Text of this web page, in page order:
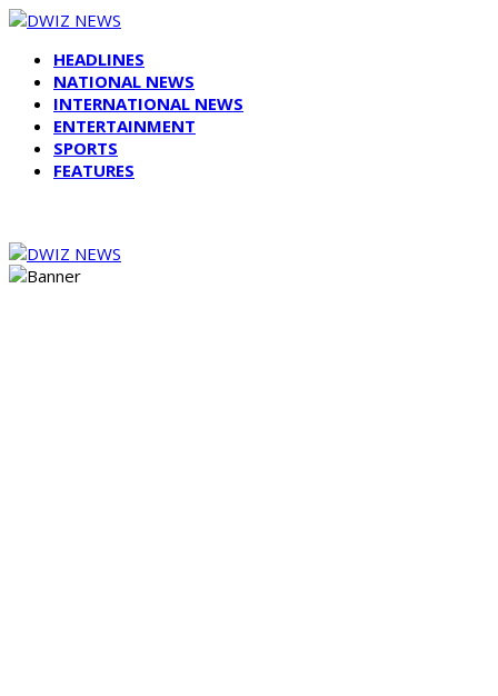
HEADLINES
NATIONAL NEWS
INTERNATIONAL NEWS
ENTERTAINMENT
SPORTS
FEATURES